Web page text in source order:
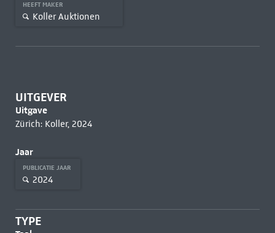
HEEFT MAKER
Koller Auktionen
UITGEVER
Uitgave
Zürich: Koller, 2024
Jaar
PUBLICATIE JAAR
2024
TYPE